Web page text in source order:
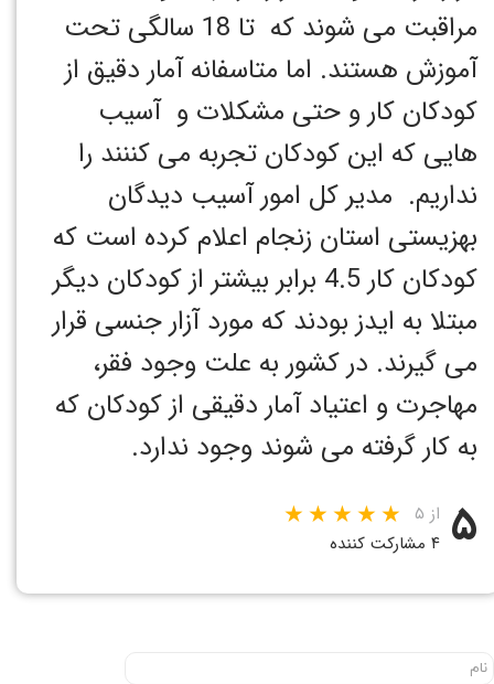
مراقبت می شوند که تا 18 سالگی تحت
آموزش هستند. اما متاسفانه آمار دقیق از
کودکان کار و حتی مشکلات و آسیب
هایی که این کودکان تجربه می کننند را
نداریم. مدیر کل امور آسیب دیدگان
بهزیستی استان زنجام اعلام کرده است که
کودکان کار 4.5 برابر بیشتر از کودکان دیگر
مبتلا به ایدز بودند که مورد آزار جنسی قرار
می گیرند. در کشور به علت وجود فقر،
مهاجرت و اعتیاد آمار دقیقی از کودکان که
به کار گرفته می شوند وجود ندارد.
۵ از ۵
۴ مشارکت کننده